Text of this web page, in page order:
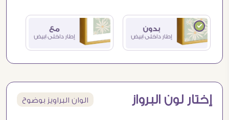
إختار لون البرواز الوان البراويز بوضوح